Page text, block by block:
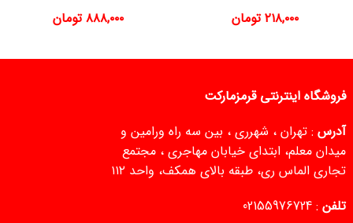
۲۱۸,۰۰۰ تومان
۸۸۸,۰۰۰ تومان
فروشگاه اینترنتی قرمزمارکت
آدرس : تهران ، شهرری ، بین سه راه ورامین و
میدان معلم، ابتدای خیابان مهاجری ، مجتمع
تجاری الماس ری، طبقه بالای همکف، واحد ۱۱۲
تلفن :
02155976724